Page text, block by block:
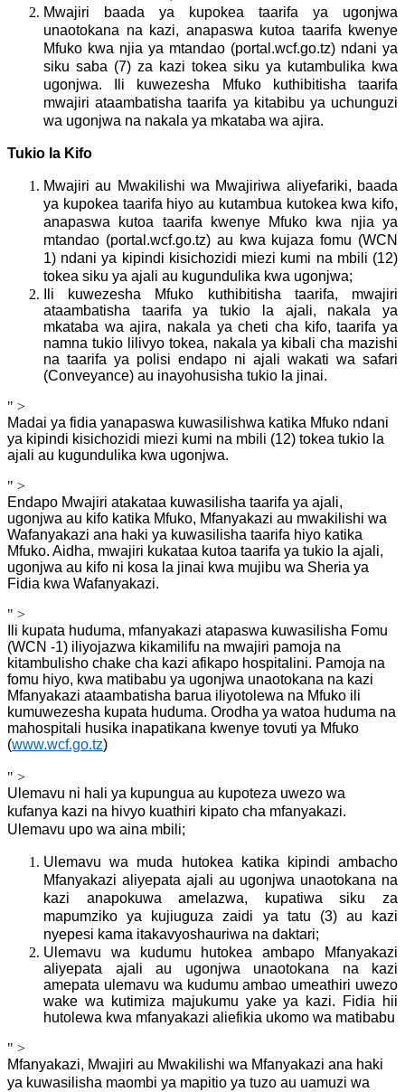
Mwajiri baada ya kupokea taarifa ya ugonjwa
unaotokana na kazi, anapaswa kutoa taarifa kwenye
Mfuko kwa njia ya mtandao (portal.wcf.go.tz) ndani ya
siku saba (7) za kazi tokea siku ya kutambulika kwa
ugonjwa. Ili kuwezesha Mfuko kuthibitisha taarifa
mwajiri ataambatisha taarifa ya kitabibu ya uchunguzi
wa ugonjwa na nakala ya mkataba wa ajira.
Tukio la Kifo
Mwajiri au Mwakilishi wa Mwajiriwa aliyefariki, baada
ya kupokea taarifa hiyo au kutambua kutokea kwa kifo,
anapaswa kutoa taarifa kwenye Mfuko kwa njia ya
mtandao (portal.wcf.go.tz) au kwa kujaza fomu (WCN
1) ndani ya kipindi kisichozidi miezi kumi na mbili (12)
tokea siku ya ajali au kugundulika kwa ugonjwa;
Ili kuwezesha Mfuko kuthibitisha taarifa, mwajiri
ataambatisha taarifa ya tukio la ajali, nakala ya
mkataba wa ajira, nakala ya cheti cha kifo, taarifa ya
namna tukio lilivyo tokea, nakala ya kibali cha mazishi
na taarifa ya polisi endapo ni ajali wakati wa safari
(Conveyance) au inayohusisha tukio la jinai.
" >
Madai ya fidia yanapaswa kuwasilishwa katika Mfuko ndani
ya kipindi kisichozidi miezi kumi na mbili (12) tokea tukio la
ajali au kugundulika kwa ugonjwa.
" >
Endapo Mwajiri atakataa kuwasilisha taarifa ya ajali,
ugonjwa au kifo katika Mfuko, Mfanyakazi au mwakilishi wa
Wafanyakazi ana haki ya kuwasilisha taarifa hiyo katika
Mfuko. Aidha, mwajiri kukataa kutoa taarifa ya tukio la ajali,
ugonjwa au kifo ni kosa la jinai kwa mujibu wa Sheria ya
Fidia kwa Wafanyakazi.
" >
Ili kupata huduma, mfanyakazi atapaswa kuwasilisha Fomu
(WCN -1) iliyojazwa kikamilifu na mwajiri pamoja na
kitambulisho chake cha kazi afikapo hospitalini. Pamoja na
fomu hiyo, kwa matibabu ya ugonjwa unaotokana na kazi
Mfanyakazi ataambatisha barua iliyotolewa na Mfuko ili
kumuwezesha kupata huduma. Orodha ya watoa huduma na
mahospitali husika inapatikana kwenye tovuti ya Mfuko
(www.wcf.go.tz)
" >
Ulemavu ni hali ya kupungua au kupoteza uwezo wa
kufanya kazi na hivyo kuathiri kipato cha mfanyakazi.
Ulemavu upo wa aina mbili;
Ulemavu wa muda hutokea katika kipindi ambacho
Mfanyakazi aliyepata ajali au ugonjwa unaotokana na
kazi anapokuwa amelazwa, kupatiwa siku za
mapumziko ya kujiuguza zaidi ya tatu (3) au kazi
nyepesi kama itakavyoshauriwa na daktari;
Ulemavu wa kudumu hutokea ambapo Mfanyakazi
aliyepata ajali au ugonjwa unaotokana na kazi
amepata ulemavu wa kudumu ambao umeathiri uwezo
wake wa kutimiza majukumu yake ya kazi. Fidia hii
hutolewa kwa mfanyakazi aliefikia ukomo wa matibabu
" >
Mfanyakazi, Mwajiri au Mwakilishi wa Mfanyakazi ana haki
ya kuwasilisha maombi ya mapitio ya tuzo au uamuzi wa